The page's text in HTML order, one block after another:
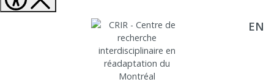
Aller directement au contenu EN